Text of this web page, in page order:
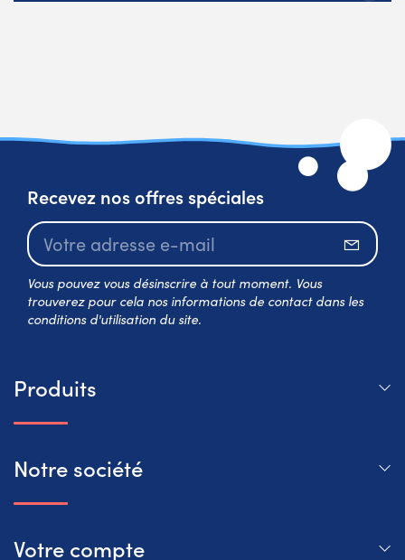
Recevez nos offres spéciales
Vous pouvez vous désinscrire à tout moment. Vous
trouverez pour cela nos informations de contact dans les
conditions d'utilisation du site.
Produits
Notre société
Votre compte